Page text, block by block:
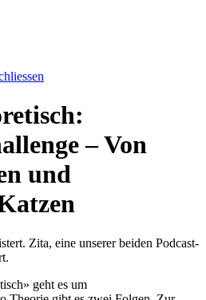
– Von
und
Zita, eine unserer beiden Podcast-
geht es um